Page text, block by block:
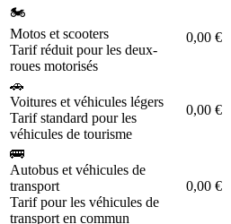
🏍️
Motos et scooters
Tarif réduit pour les deux-
roues motorisés
0,00 €
🚗
Voitures et véhicules légers
Tarif standard pour les
véhicules de tourisme
0,00 €
🚌
Autobus et véhicules de
transport
Tarif pour les véhicules de
transport en commun
0,00 €